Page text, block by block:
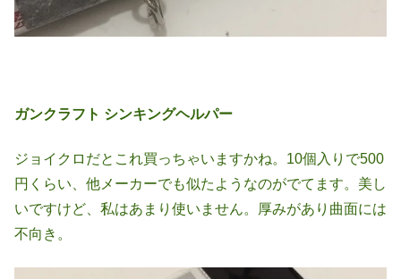
ガンクラフト シンキングヘルパー
ジョイクロだとこれ買っちゃいますかね。10個入りで500
円くらい、他メーカーでも似たようなのがでてます。美し
いですけど、私はあまり使いません。厚みがあり曲面には
不向き。